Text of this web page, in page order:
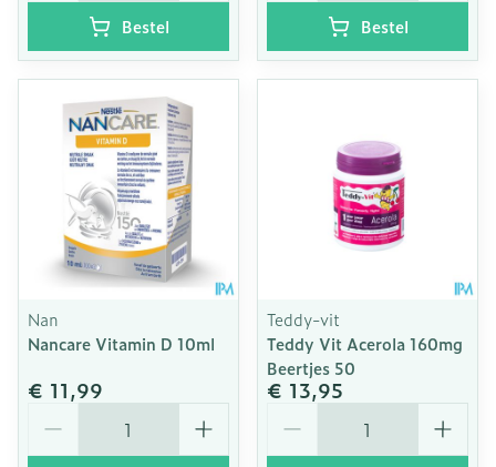
Bestel Bestel
Nan
Nancare Vitamin D 10ml
€ 11,99
Teddy-vit
Teddy Vit Acerola 160mg
Beertjes 50
€ 13,95